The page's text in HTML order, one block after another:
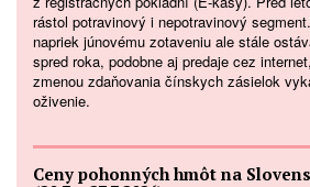
rástol potravinový i nepotravinový
napriek júnovému zotaveniu ale stále
spred roka, podobne aj predaje cez
zmenou zdaňovania čínskych zásielok
oživenie.
Ceny pohonných hmôt na